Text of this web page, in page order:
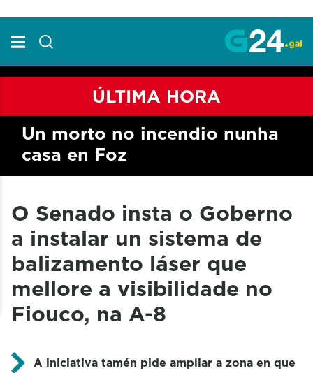
ÚLTIMA HORA
Un morto no incendio nunha
casa en Foz
O Senado insta o Goberno
a instalar un sistema de
balizamento láser que
mellore a visibilidade no
Fiouco, na A-8
A iniciativa tamén pide ampliar a zona en que